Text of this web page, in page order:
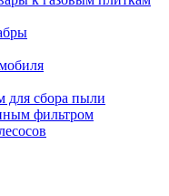
для сбора пыли
фильтром